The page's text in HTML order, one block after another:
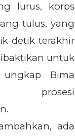
lurus, korps
tulus, yang
detik terakhir
untuk
ungkap Bima
prosesi
ada